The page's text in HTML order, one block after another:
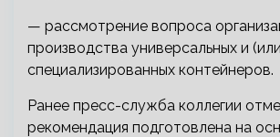
— рассмотрение вопроса
производства универсальных и
специализированных контейнеров.
Ранее пресс-служба коллегии
рекомендация подготовлена на